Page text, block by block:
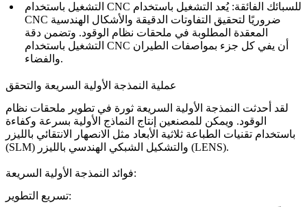
التشغيل باستخدام CNC للسبائك الفائقة: يُعد التشغيل باستخدام
CNC
المعقدة المطلوبة في ملحقات نظام الوقود. وتضمن دقة
التشغيل باستخدام CNC أن يفي كل جزء بمواصفات الطيران
والفضاء.
عملية النمذجة الأولية السريعة والتحقق
لقد أحدثت النمذجة الأولية السريعة ثورة في تطوير ملحقات نظام
الوقود. ويمكن للمصنعين إنتاج النماذج الأولية بسرعة وكفاءة
باستخدام تقنيات الطباعة ثلاثية الأبعاد مثل الانصهار الانتقائي بالليزر
(SLM)
و التشكيل الشبكي الهندسي بالليزر (LENS).
فوائد النمذجة الأولية السريعة:
تسريع التطوير: